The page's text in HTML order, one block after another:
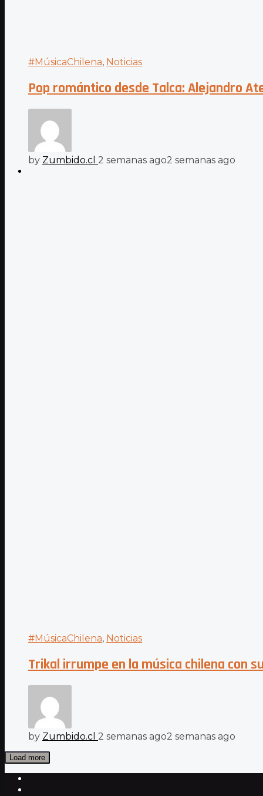
#MúsicaChilena, Noticias
Pop romántico desde Talca: Alejandro
by Zumbido.cl 2 semanas ago2 semanas ago
#MúsicaChilena, Noticias
Trikal irrumpe en la música chilena con
by Zumbido.cl 2 semanas ago2 semanas ago
Load more